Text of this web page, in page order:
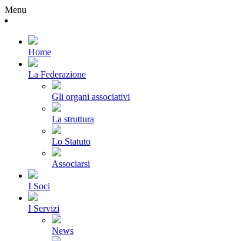
Menu
Home
La Federazione
Gli organi associativi
La struttura
Lo Statuto
Associarsi
I Soci
I Servizi
News